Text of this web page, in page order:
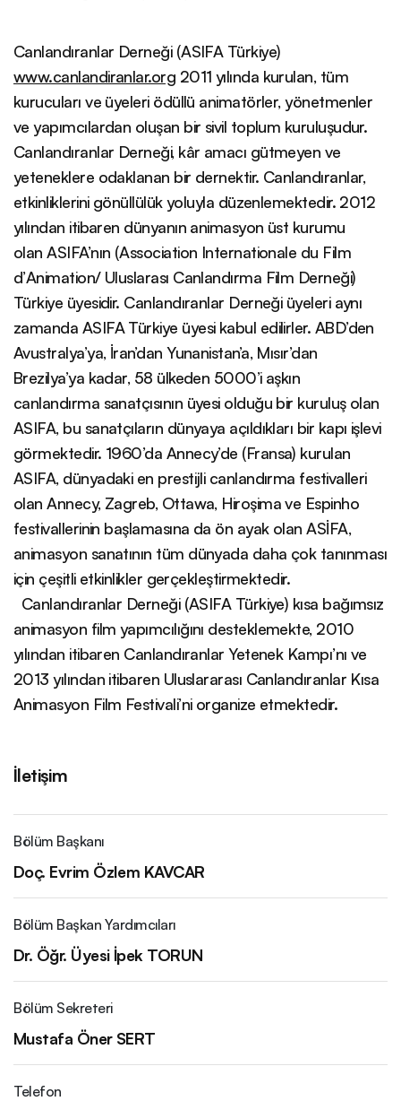
Canlandıranlar Derneği (ASIFA Türkiye)
www.canlandiranlar.org 2011 yılında kurulan, tüm
kurucuları ve üyeleri ödüllü animatörler, yönetmenler
ve yapımcılardan oluşan bir sivil toplum kuruluşudur.
Canlandıranlar Derneği, kâr amacı gütmeyen ve
yeteneklere odaklanan bir dernektir. Canlandıranlar,
etkinliklerini gönüllülük yoluyla düzenlemektedir. 2012
yılından itibaren dünyanın animasyon üst kurumu
olan ASIFA’nın (Association Internationale du Film
d’Animation/ Uluslarası Canlandırma Film Derneği)
Türkiye üyesidir. Canlandıranlar Derneği üyeleri aynı
zamanda ASIFA Türkiye üyesi kabul edilirler. ABD’den
Avustralya’ya, İran’dan Yunanistan’a, Mısır’dan
Brezilya’ya kadar, 58 ülkeden 5000’i aşkın
canlandırma sanatçısının üyesi olduğu bir kuruluş olan
ASIFA, bu sanatçıların dünyaya açıldıkları bir kapı işlevi
görmektedir. 1960’da Annecy’de (Fransa) kurulan
ASIFA, dünyadaki en prestijli canlandırma festivalleri
olan Annecy, Zagreb, Ottawa, Hiroşima ve Espinho
festivallerinin başlamasına da ön ayak olan ASİFA,
animasyon sanatının tüm dünyada daha çok tanınması
için çeşitli etkinlikler gerçekleştirmektedir.
Canlandıranlar Derneği (ASIFA Türkiye) kısa bağımsız
animasyon film yapımcılığını desteklemekte, 2010
yılından itibaren Canlandıranlar Yetenek Kampı’nı ve
2013 yılından itibaren Uluslararası Canlandıranlar Kısa
Animasyon Film Festivali’ni organize etmektedir.
İletişim
Bölüm Başkanı
Doç. Evrim Özlem KAVCAR
Bölüm Başkan Yardımcıları
Dr. Öğr. Üyesi İpek TORUN
Bölüm Sekreteri
Mustafa Öner SERT
Telefon